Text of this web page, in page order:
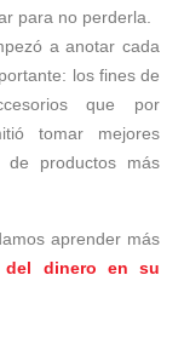
para no perderla.
a anotar cada
los fines de
que por
tomar mejores
de productos más
aprender más
del dinero en su